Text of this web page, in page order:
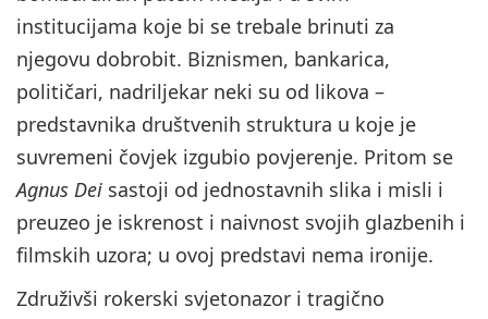
institucijama koje bi se trebale brinuti za
njegovu dobrobit. Biznismen, bankarica,
političari, nadriljekar neki su od likova –
predstavnika društvenih struktura u koje je
suvremeni čovjek izgubio povjerenje. Pritom se
Agnus Dei sastoji od jednostavnih slika i misli i
preuzeo je iskrenost i naivnost svojih glazbenih i
filmskih uzora; u ovoj predstavi nema ironije.
Združivši rokerski svjetonazor i tragično